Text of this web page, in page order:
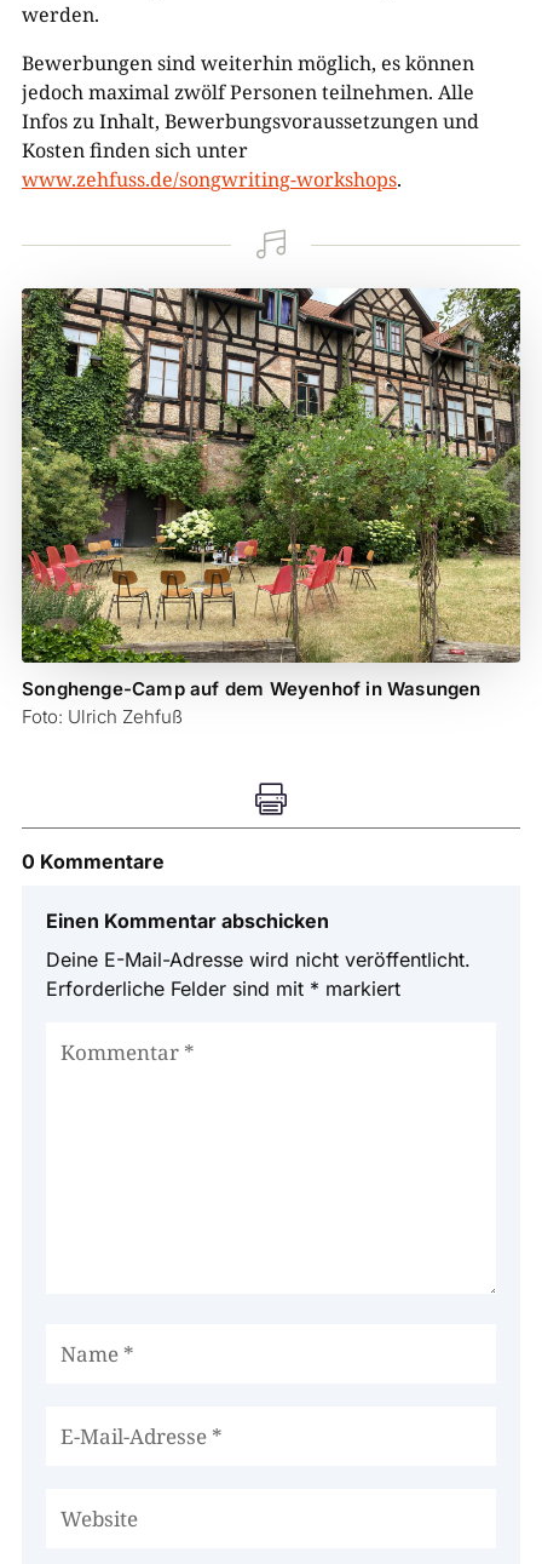
werden.
Bewerbungen sind weiterhin möglich, es können
jedoch maximal zwölf Personen teilnehmen. Alle
Infos zu Inhalt, Bewerbungsvoraussetzungen und
Kosten finden sich unter
www.zehfuss.de/songwriting-workshops.

Songhenge-Camp auf dem Weyenhof in Wasungen
Foto: Ulrich Zehfuß

0 Kommentare
Einen Kommentar abschicken
Deine E-Mail-Adresse wird nicht veröffentlicht.
Erforderliche Felder sind mit * markiert